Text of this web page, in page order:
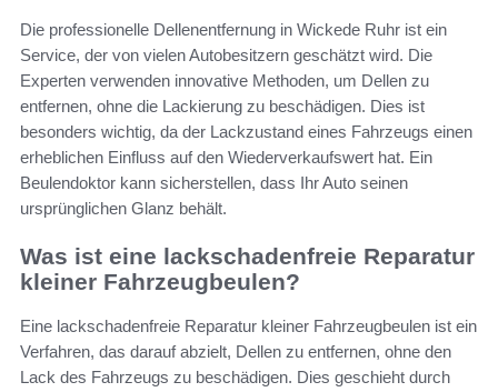
Die professionelle Dellenentfernung in Wickede Ruhr ist ein
Service, der von vielen Autobesitzern geschätzt wird. Die
Experten verwenden innovative Methoden, um Dellen zu
entfernen, ohne die Lackierung zu beschädigen. Dies ist
besonders wichtig, da der Lackzustand eines Fahrzeugs einen
erheblichen Einfluss auf den Wiederverkaufswert hat. Ein
Beulendoktor kann sicherstellen, dass Ihr Auto seinen
ursprünglichen Glanz behält.
Was ist eine lackschadenfreie Reparatur
kleiner Fahrzeugbeulen?
Eine lackschadenfreie Reparatur kleiner Fahrzeugbeulen ist ein
Verfahren, das darauf abzielt, Dellen zu entfernen, ohne den
Lack des Fahrzeugs zu beschädigen. Dies geschieht durch